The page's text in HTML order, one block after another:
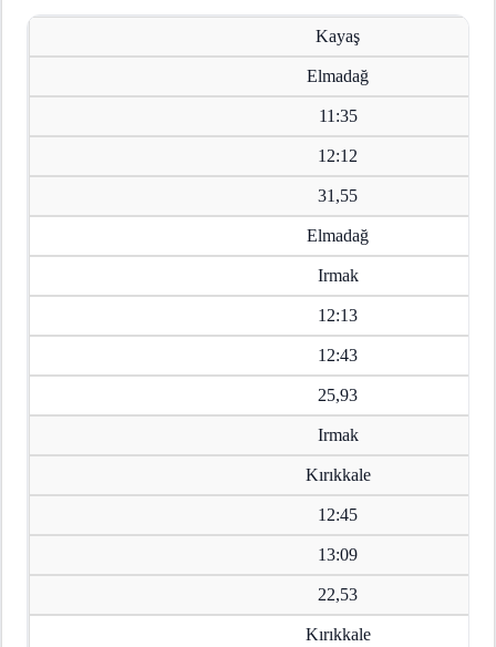
Kayaş
Elmadağ
11:35
12:12
31,55
Elmadağ
Irmak
12:13
12:43
25,93
Irmak
Kırıkkale
12:45
13:09
22,53
Kırıkkale